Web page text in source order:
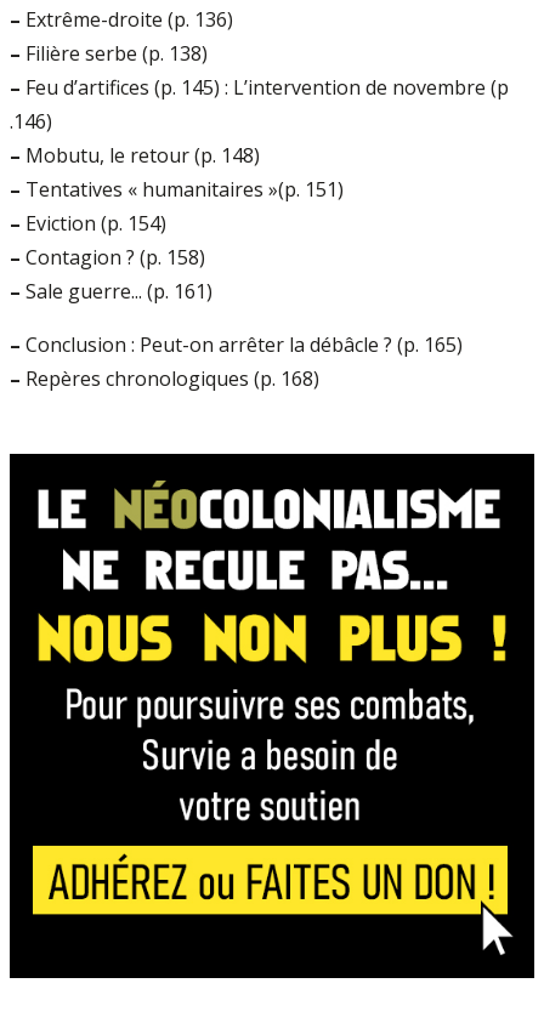
– Extrême-droite (p. 136)
– Filière serbe (p. 138)
– Feu d’artifices (p. 145) : L’intervention de novembre (p
.146)
– Mobutu, le retour (p. 148)
– Tentatives « humanitaires »(p. 151)
– Eviction (p. 154)
– Contagion ? (p. 158)
– Sale guerre... (p. 161)
– Conclusion : Peut-on arrêter la débâcle ? (p. 165)
– Repères chronologiques (p. 168)